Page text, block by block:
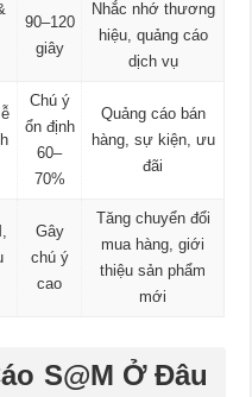
90–120
giây
Nhắc nhớ thương
hiệu, quảng cáo
dịch vụ
Chú ý
ổn định
60–
70%
Quảng cáo bán
hàng, sự kiện, ưu
đãi
Gây
chú ý
cao
Tăng chuyển đổi
mua hàng, giới
thiệu sản phẩm
mới
S@M Ở Đâu